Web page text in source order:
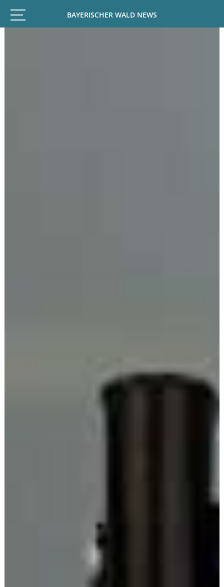
BAYERISCHER WALD NEWS